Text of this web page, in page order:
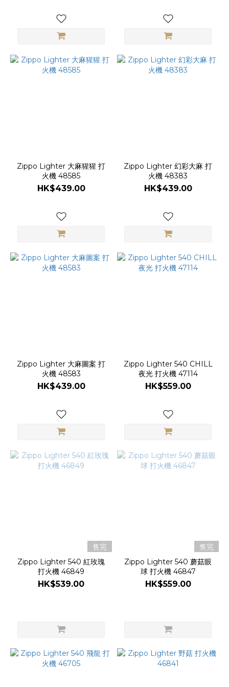
Zippo Lighter 大麻猩猩 打
火機 48585
HK$439.00
Zippo Lighter 幻彩大麻 打
火機 48383
HK$439.00
Zippo Lighter 大麻圖案 打
火機 48583
HK$439.00
Zippo Lighter 540 CHILL
夜光 打火機 47114
HK$559.00
售完
Zippo Lighter 540 紅玫瑰
打火機 46849
HK$539.00
售完
Zippo Lighter 540 蘑菇眼
球 打火機 46847
HK$559.00